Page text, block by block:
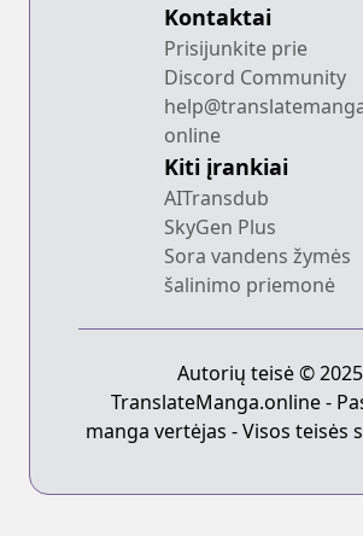
Kontaktai
Prisijunkite prie
Discord Community
online
Kiti įrankiai
AITransdub
SkyGen Plus
Sora vandens žymės
šalinimo priemonė
Autorių teisė © 2025
TranslateManga.online -
manga vertėjas - Visos teisės